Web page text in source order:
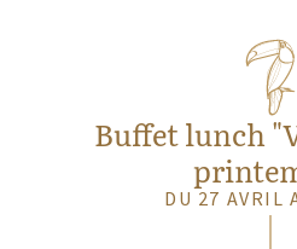
Buffet lunch
DU 27 AVRIL